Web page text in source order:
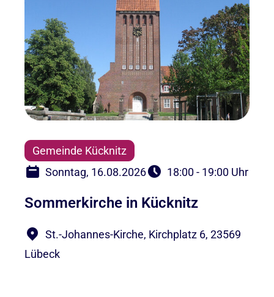
Gemeinde Kücknitz
Sonntag, 16.08.2026
18:00 - 19:00 Uhr
Sommerkirche in Kücknitz
St.-Johannes-Kirche, Kirchplatz 6, 23569
Lübeck